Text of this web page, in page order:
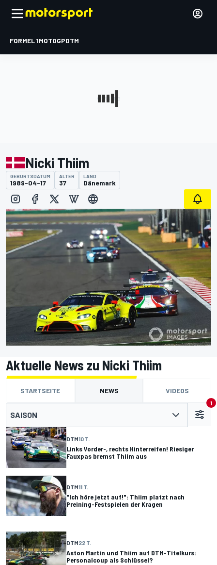
FORMEL 1MOTOGPDTM
Nicki Thiim
GEBURTSDATUM
1989-04-17
ALTER
37
LAND
Dänemark
Aktuelle News zu Nicki Thiim
STARTSEITE NEWS VIDEOS
SAISON
1
DTM10 T.
Links Vorder-, rechts Hinterreifen! Riesiger
Fauxpas bremst Thiim aus
DTM11 T.
"Ich höre jetzt auf!": Thiim platzt nach
Preining-Festspielen der Kragen
DTM22 T.
Aston Martin und Thiim auf DTM-Titelkurs:
Personalcoup als Schlüssel?